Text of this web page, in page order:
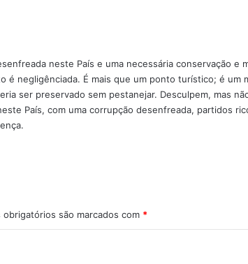
neste País e uma necessária conservação e
é negligênciada. É mais que um ponto turístico; é um
ser preservado sem pestanejar. Desculpem, mas
País, com uma corrupção desenfreada, partidos
obrigatórios são marcados com *